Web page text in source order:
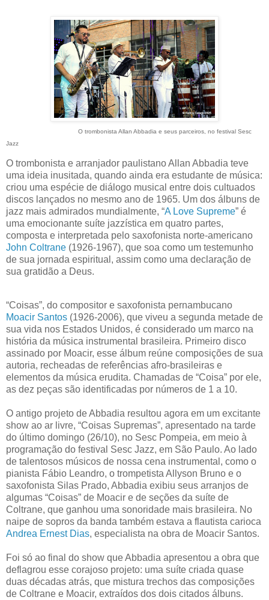
O trombonista Allan Abbadia e seus parceiros, no festival Sesc
Jazz
O trombonista e arranjador paulistano Allan Abbadia teve
uma ideia inusitada, quando ainda era estudante de música:
criou uma espécie de diálogo musical entre dois cultuados
discos lançados no mesmo ano de 1965. Um dos álbuns de
jazz mais admirados mundialmente, “A Love Supreme” é
uma emocionante suíte jazzística em quatro partes,
composta e interpretada pelo saxofonista norte-americano
John Coltrane (1926-1967), que soa como um testemunho
de sua jornada espiritual, assim como uma declaração de
sua gratidão a Deus.
“Coisas”, do compositor e saxofonista pernambucano
Moacir Santos (1926-2006), que viveu a segunda metade de
sua vida nos Estados Unidos, é considerado um marco na
história da música instrumental brasileira. Primeiro disco
assinado por Moacir, esse álbum reúne composições de sua
autoria, recheadas de referências afro-brasileiras e
elementos da música erudita. Chamadas de “Coisa” por ele,
as dez peças são identificadas por números de 1 a 10.
O antigo projeto de Abbadia resultou agora em um excitante
show ao ar livre, “Coisas Supremas”, apresentado na tarde
do último domingo (26/10), no Sesc Pompeia, em meio à
programação do festival Sesc Jazz, em São Paulo. Ao lado
de talentosos músicos de nossa cena instrumental, como o
pianista Fábio Leandro, o trompetista Allyson Bruno e o
saxofonista Silas Prado, Abbadia exibiu seus arranjos de
algumas “Coisas” de Moacir e de seções da suíte de
Coltrane, que ganhou uma sonoridade mais brasileira. No
naipe de sopros da banda também estava a flautista carioca
Andrea Ernest Dias, especialista na obra de Moacir Santos.
Foi só ao final do show que Abbadia apresentou a obra que
deflagrou esse corajoso projeto: uma suíte criada quase
duas décadas atrás, que mistura trechos das composições
de Coltrane e Moacir, extraídos dos dois citados álbuns.